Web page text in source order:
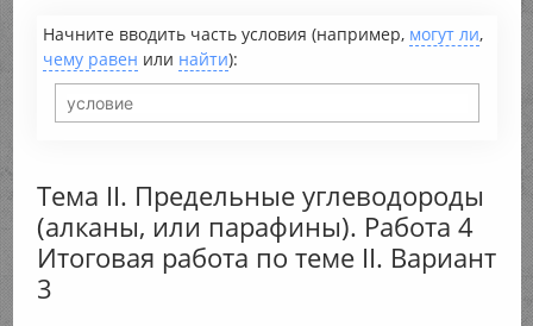
Начните вводить часть условия (например, могут ли,
чему равен или найти):
Тема II. Предельные углеводороды
(алканы, или парафины). Работа 4
Итоговая работа по теме II. Вариант
3